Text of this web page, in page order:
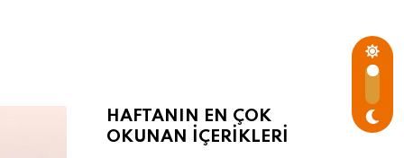
HAFTANIN EN ÇOK
OKUNAN İÇERİKLERİ